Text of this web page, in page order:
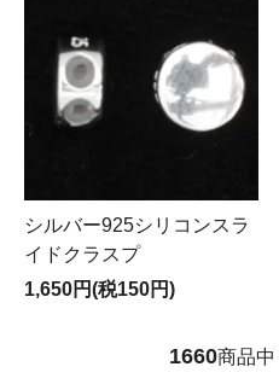
シルバー925シリコンスラ
イドクラスプ
1,650円(税150円)
1660商品中